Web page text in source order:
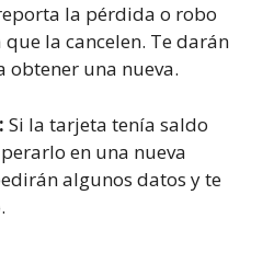
la pérdida o robo
la cancelen. Te darán
obtener una nueva.
Si la tarjeta tenía saldo
en una nueva
algunos datos y te